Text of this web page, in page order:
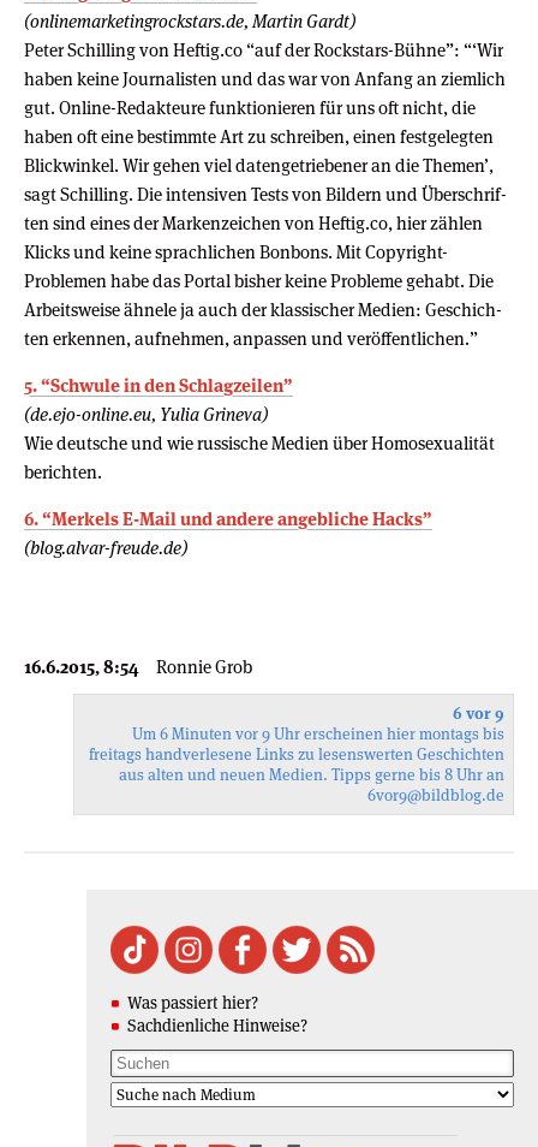
(onlinemarketingrockstars.de, Martin Gardt)
Peter Schilling von Heftig.co “auf der Rockstars-Bühne”: “‘Wir
haben keine Jour­na­lis­ten und das war von Anfang an ziem­lich
gut. Online-Redakteure funk­tio­nie­ren für uns oft nicht, die
haben oft eine bestimmte Art zu schrei­ben, einen fest­ge­leg­ten
Blick­win­kel. Wir gehen viel daten­ge­trie­be­ner an die The­men’,
sagt Schil­ling. Die inten­si­ven Tests von Bil­dern und Über­schrif­
ten sind eines der Mar­ken­zei­chen von Heftig.co, hier zäh­len
Klicks und keine sprach­li­chen Bon­bons. Mit Copyright-
Problemen habe das Por­tal bis­her keine Pro­bleme gehabt. Die
Arbeits­weise ähnele ja auch der klas­si­scher Medien: Geschich­
ten erken­nen, auf­neh­men, anpas­sen und ver­öf­fent­li­chen.”
5. “Schwule in den Schlagzeilen”
(de.ejo-online.eu, Yulia Grineva)
Wie deutsche und wie russische Medien über Homosexualität
berichten.
6. “Merkels E-Mail und andere angebliche Hacks”
(blog.alvar-freude.de)
16.6.2015, 8:54 Ronnie Grob
6 vor 9
Um 6 Minuten vor 9 Uhr erscheinen hier montags bis
freitags handverlesene Links zu lesenswerten Geschichten
aus alten und neuen Medien. Tipps gerne bis 8 Uhr an
6vor9@bildblog.de
Was passiert hier?
Sachdienliche Hinweise?